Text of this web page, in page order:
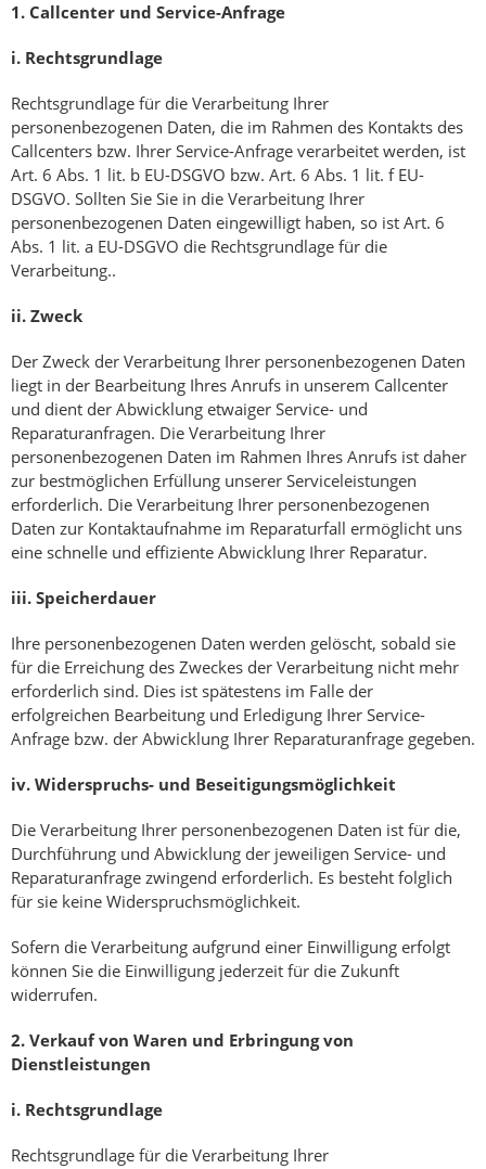
1. Callcenter und Service-Anfrage
i. Rechtsgrundlage
Rechtsgrundlage für die Verarbeitung Ihrer
personenbezogenen Daten, die im Rahmen des Kontakts des
Callcenters bzw. Ihrer Service-Anfrage verarbeitet werden, ist
Art. 6 Abs. 1 lit. b EU-DSGVO bzw. Art. 6 Abs. 1 lit. f EU-
DSGVO. Sollten Sie Sie in die Verarbeitung Ihrer
personenbezogenen Daten eingewilligt haben, so ist Art. 6
Abs. 1 lit. a EU-DSGVO die Rechtsgrundlage für die
Verarbeitung..
ii. Zweck
Der Zweck der Verarbeitung Ihrer personenbezogenen Daten
liegt in der Bearbeitung Ihres Anrufs in unserem Callcenter
und dient der Abwicklung etwaiger Service- und
Reparaturanfragen. Die Verarbeitung Ihrer
personenbezogenen Daten im Rahmen Ihres Anrufs ist daher
zur bestmöglichen Erfüllung unserer Serviceleistungen
erforderlich. Die Verarbeitung Ihrer personenbezogenen
Daten zur Kontaktaufnahme im Reparaturfall ermöglicht uns
eine schnelle und effiziente Abwicklung Ihrer Reparatur.
iii. Speicherdauer
Ihre personenbezogenen Daten werden gelöscht, sobald sie
für die Erreichung des Zweckes der Verarbeitung nicht mehr
erforderlich sind. Dies ist spätestens im Falle der
erfolgreichen Bearbeitung und Erledigung Ihrer Service-
Anfrage bzw. der Abwicklung Ihrer Reparaturanfrage gegeben.
iv. Widerspruchs- und Beseitigungsmöglichkeit
Die Verarbeitung Ihrer personenbezogenen Daten ist für die,
Durchführung und Abwicklung der jeweiligen Service- und
Reparaturanfrage zwingend erforderlich. Es besteht folglich
für sie keine Widerspruchsmöglichkeit.
Sofern die Verarbeitung aufgrund einer Einwilligung erfolgt
können Sie die Einwilligung jederzeit für die Zukunft
widerrufen.
2. Verkauf von Waren und Erbringung von
Dienstleistungen
i. Rechtsgrundlage
Rechtsgrundlage für die Verarbeitung Ihrer